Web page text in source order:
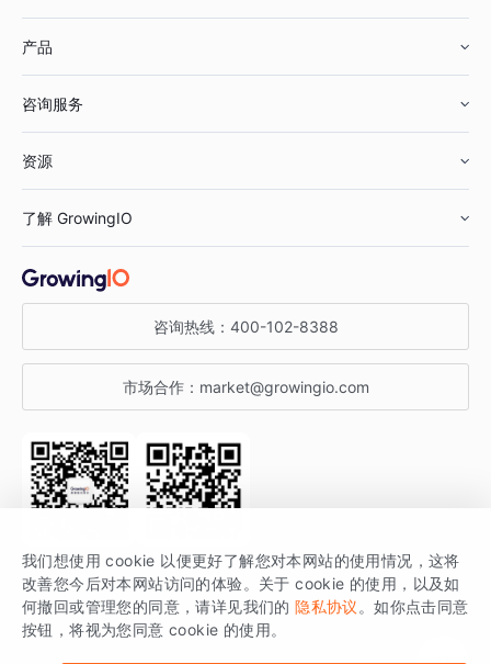
鞋服行业
汽车行业
金融行业
产品
智能运营
获客分析
咨询服务
资源
增长公开课
增长博客
开发者文档
SDK 文档
场景指南
了解 GrowingIO
关于 GrowingIO
增长大会
行业活动
咨询热线： 400-102-8388
市场合作： market@growingio.com
关注公众号 获取更多干货
GrowingIO 是专注于数据智能分析与增长的品牌，核心平台为 GrowingIO
分析云。
我们想使用 cookie 以便更好了解您对本网站的使用情况，这将
改善您今后对本网站访问的体验。关于 cookie 的使用，以及如
何撤回或管理您的同意，请详见我们的 隐私协议 。如你点击同意
按钮，将视为您同意 cookie 的使用。